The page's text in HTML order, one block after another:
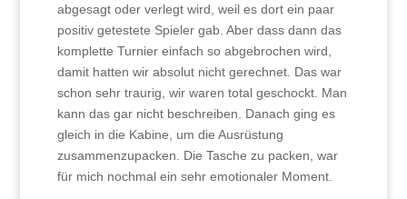
abgesagt oder verlegt wird, weil es dort ein paar
positiv getestete Spieler gab. Aber dass dann das
komplette Turnier einfach so abgebrochen wird,
damit hatten wir absolut nicht gerechnet. Das war
schon sehr traurig, wir waren total geschockt. Man
kann das gar nicht beschreiben. Danach ging es
gleich in die Kabine, um die Ausrüstung
zusammenzupacken. Die Tasche zu packen, war
für mich nochmal ein sehr emotionaler Moment.